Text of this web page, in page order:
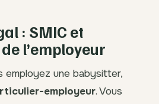
: SMIC et
l’employeur
employez une babysitter,
employeur. Vous